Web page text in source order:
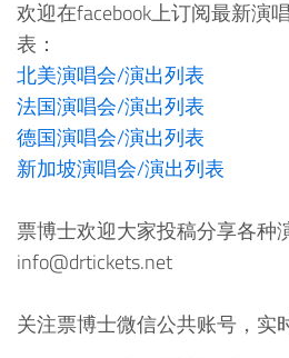
欢迎在facebook上订阅最新演
表：
北美演唱会/演出列表
法国演唱会/演出列表
德国演唱会/演出列表
新加坡演唱会/演出列表
票博士欢迎大家投稿分享各种
info@drtickets.net
关注票博士微信公共账号，实